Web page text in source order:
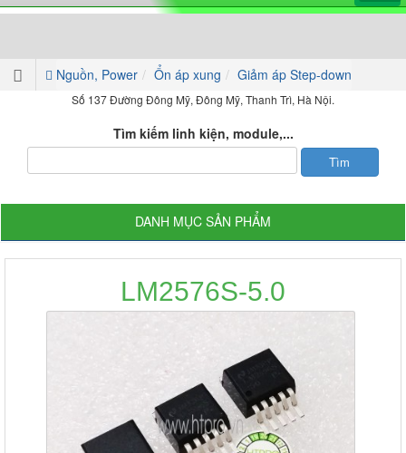
Nguồn, Power Ổn áp xung Giảm áp Step-down
Số 137 Đường Đông Mỹ, Đông Mỹ, Thanh Trì, Hà Nội.
Tìm kiếm linh kiện, module,...
DANH MỤC SẢN PHẨM
LM2576S-5.0